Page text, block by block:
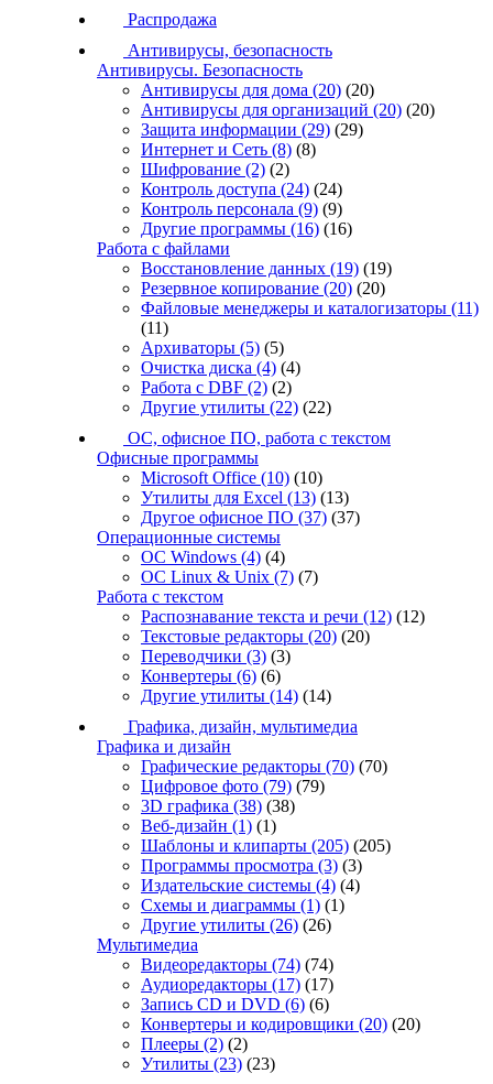
Распродажа
Антивирусы, безопасность
Антивирусы. Безопасность
Антивирусы для дома (20) (20)
Антивирусы для организаций (20) (20)
Защита информации (29) (29)
Интернет и Сеть (8) (8)
Шифрование (2) (2)
Контроль доступа (24) (24)
Контроль персонала (9) (9)
Другие программы (16) (16)
Работа с файлами
Восстановление данных (19) (19)
Резервное копирование (20) (20)
Файловые менеджеры и каталогизаторы (11)
(11)
Архиваторы (5) (5)
Очистка диска (4) (4)
Работа с DBF (2) (2)
Другие утилиты (22) (22)
ОС, офисное ПО, работа с текстом
Офисные программы
Microsoft Office (10) (10)
Утилиты для Excel (13) (13)
Другое офисное ПО (37) (37)
Операционные системы
ОС Windows (4) (4)
ОС Linux & Unix (7) (7)
Работа с текстом
Распознавание текста и речи (12) (12)
Текстовые редакторы (20) (20)
Переводчики (3) (3)
Конвертеры (6) (6)
Другие утилиты (14) (14)
Графика, дизайн, мультимедиа
Графика и дизайн
Графические редакторы (70) (70)
Цифровое фото (79) (79)
3D графика (38) (38)
Веб-дизайн (1) (1)
Шаблоны и клипарты (205) (205)
Программы просмотра (3) (3)
Издательские системы (4) (4)
Схемы и диаграммы (1) (1)
Другие утилиты (26) (26)
Мультимедиа
Видеоредакторы (74) (74)
Аудиоредакторы (17) (17)
Запись CD и DVD (6) (6)
Конвертеры и кодировщики (20) (20)
Плееры (2) (2)
Утилиты (23) (23)